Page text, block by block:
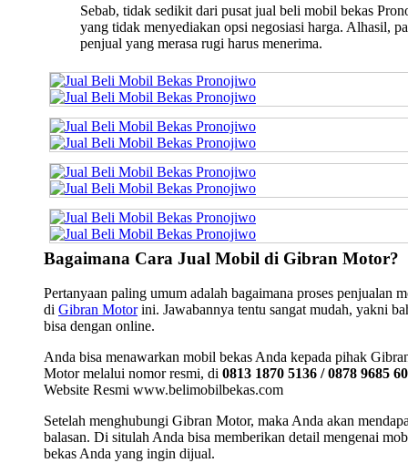
Sebab, tidak sedikit dari pusat jual beli mobil bekas
yang tidak menyediakan opsi negosiasi harga. Alhasil,
penjual yang merasa rugi harus menerima.
Bagaimana Cara Jual Mobil di Gibran Motor?
Pertanyaan paling umum adalah bagaimana proses penjualan
di Gibran Motorini. Jawabannya tentu sangat mudah, yakni
bisa dengan online.
Anda bisa menawarkan mobil bekas Anda kepada pihak
Motor melalui nomor resmi, di 0813 1870 5136 / 0878 9685
Website Resmi www.belimobilbekas.com
Setelah menghubungi Gibran Motor, maka Anda akan
balasan. Di situlah Anda bisa memberikan detail mengenai
bekas Anda yang ingin dijual.